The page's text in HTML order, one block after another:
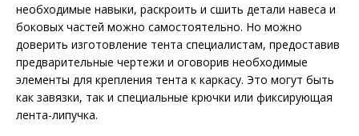
необходимые навыки, раскроить и сшить детали навеса и
боковых частей можно самостоятельно. Но можно
доверить изготовление тента специалистам, предоставив
предварительные чертежи и оговорив необходимые
элементы для крепления тента к каркасу. Это могут быть
как завязки, так и специальные крючки или фиксирующая
лента-липучка.